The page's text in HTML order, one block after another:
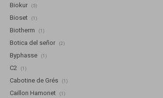
Biokur (5)
Bioset (1)
Biotherm (1)
Botica del señor (2)
Byphasse (1)
C2 (1)
Cabotine de Grés (1)
Caillon Hamonet (1)